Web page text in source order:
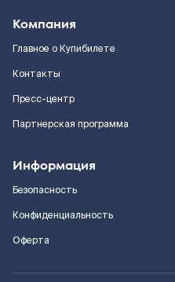
Компания
Главное о Купибилете
Контакты
Пресс-центр
Партнерская программа
Информация
Безопасность
Конфиденциальность
Оферта